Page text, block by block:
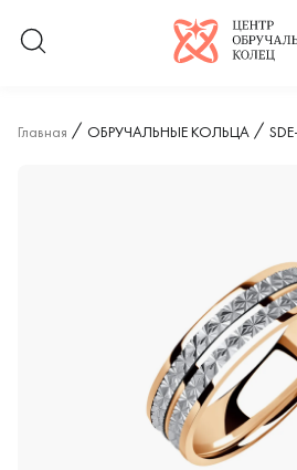
Логотип
Главная ОБРУЧАЛЬНЫЕ КОЛЬЦА